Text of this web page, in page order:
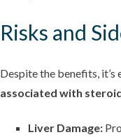
Risks and
Despite the benefits,
associated with
Liver Damage: